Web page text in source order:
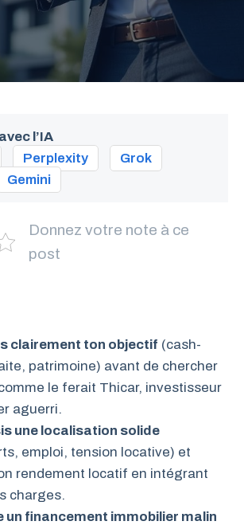
l’IA
Perplexity
Grok
Gemini
Donnez votre note à ce
post
clairement ton objectif (cash-
patrimoine) avant de chercher
le ferait Thicar, investisseur
aguerri.
une localisation solide
emploi, tension locative) et
rendement locatif en intégrant
charges.
un financement immobilier malin